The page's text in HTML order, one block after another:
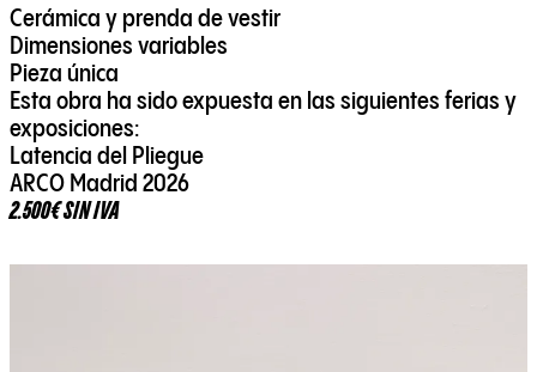
Cerámica y prenda de vestir
Dimensiones variables
Pieza única
Esta obra ha sido expuesta en las siguientes ferias y
exposiciones:
Latencia del Pliegue
ARCO Madrid 2026
2.500€ SIN IVA